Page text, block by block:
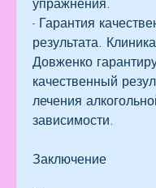
упражнения.
- Гарантия
результата.
Довженко
качественный
лечения
зависимости.
Заключение